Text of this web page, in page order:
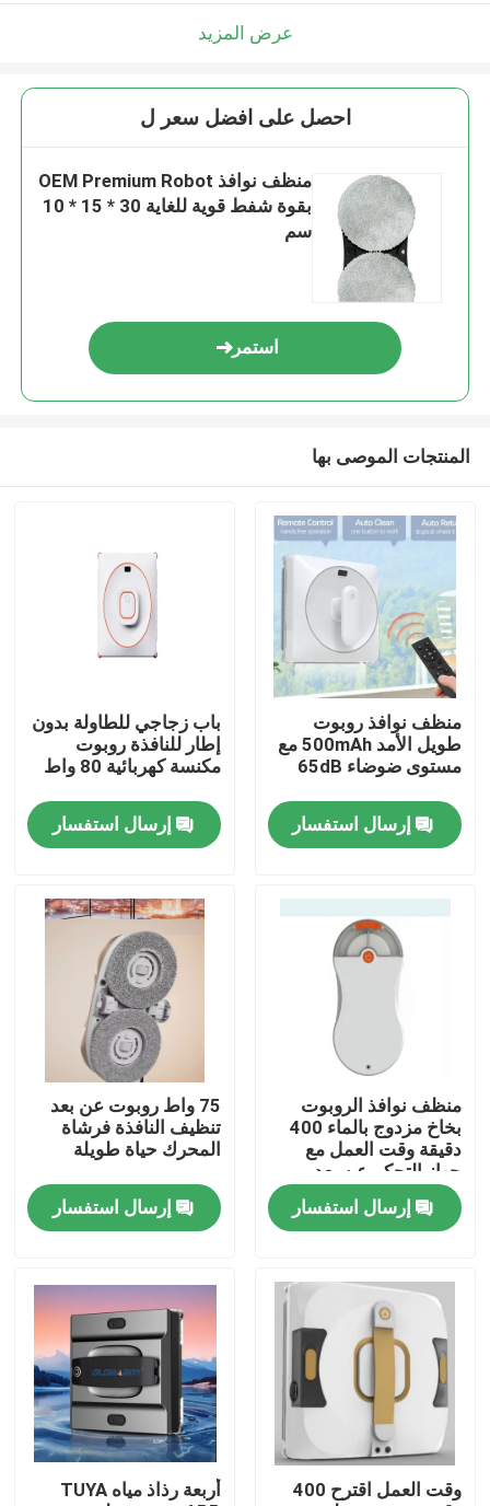
منتجات
أشرطة فيديو
معلومات عنا
جولة في المعمل
رقابة جودة
اطلب اقتباس
الروبوت مكنسة كهربائية
منظف ​​نوافذ الروبوت
عرض المزيد
احصل على افضل سعر ل
منظف ​​نوافذ OEM Premium Robot
بقوة شفط قوية للغاية 30 * 15 * 10
سم
استمر
المنتجات الموصى بها
منظف نوافذ روبوت
طويل الأمد 500mAh مع
مستوى ضوضاء 65dB
إرسال استفسار
باب زجاجي للطاولة بدون
إطار للنافذة روبوت
مكنسة كهربائية 80 واط
إرسال استفسار
منظف ​​نوافذ الروبوت
بخاخ مزدوج بالماء 400
دقيقة وقت العمل مع
جهاز التحكم عن بعد
إرسال استفسار
75 واط روبوت عن بعد
تنظيف النافذة فرشاة
المحرك حياة طويلة
إرسال استفسار
وقت العمل اقترح 400
أربعة رذاذ مياه TUYA